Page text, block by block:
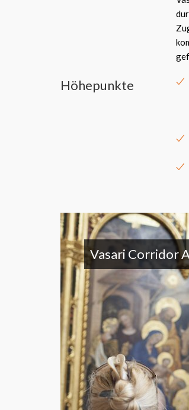
Höhepunkte
Vasari Corridor